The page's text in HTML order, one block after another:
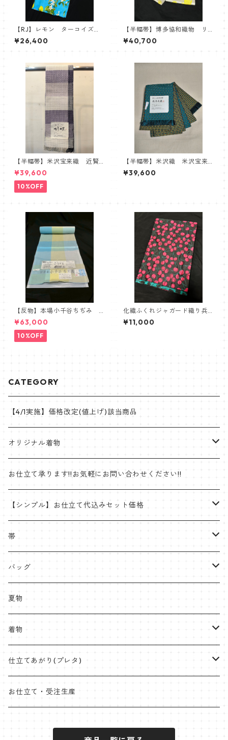
【RJ】レモン ターコイズ
綿ゆかた 浴衣 Robe Japon
ica
¥26,400
【半幅帯】博多協和織物 リ
バーシブル半巾帯 シルバー×
イエロー 紋小巾本袋 海
柄 ヒトデ ジンベイザメ
¥40,700
【半幅帯】米沢宝来織 近賢
織物謹製 胡蝶 ラベンダー
¥39,600
10%OFF
【半幅帯】米沢織 米沢宝来
織 近賢織物謹製 おしゃれ
四寸帯 北斗七星
¥39,600
【反物】本場小千谷ちぢみ
吉新織物 小千谷縮 チェッ
ク ブルー イエロー グレ
ー
¥63,000
10%OFF
化繊ふくれジャガード織り兵
児帯【赤さくらんぼ】
¥11,000
CATEGORY
【4/1実施】価格改定(値上げ)該当商品
オリジナル着物
帯
ゴブラン織名古屋帯
半巾帯
着物
羽織
お仕立て承ります!!お気軽にお問い合わせください!!
【シンプル】お仕立て代込みセット価格
着物
片貝木綿
紬
帯
八寸名古屋
九寸名古屋
帯
名古屋帯・京袋帯
ミンサー
首里織
半幅帯
博多織
ミンサー
角帯
オリジナル角帯
兵児帯(仕立て上がり)
袋帯
バッグ
受注生産やOEMも承ります
ラタンハンドル
ワイドサイズ
クラッチバッグ
夏物
着物
片貝木綿
小千谷縮
仕立てあがり(プレタ)
帯
お仕立て・受注生産